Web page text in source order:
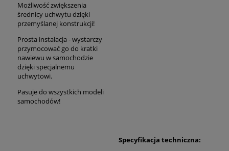
Możliwość zwiększenia
średnicy uchwytu dzięki
przemyślanej konstrukcji!
Prosta instalacja - wystarczy
przymocować go do kratki
nawiewu w samochodzie
dzięki specjalnemu
uchwytowi.
Pasuje do wszystkich modeli
samochodów!
Specyfikacja techniczna: